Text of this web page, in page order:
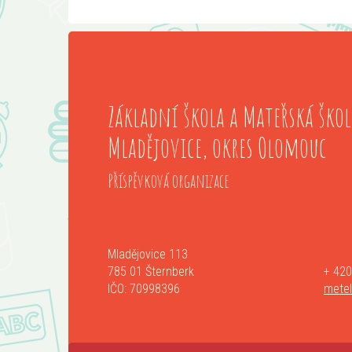
Základní škola a Mateřská
Mladějovice, okres Olomouc
Příspěvková organizace
Mladějovice 113
785 01 Šternberk
IČO: 70998396
+